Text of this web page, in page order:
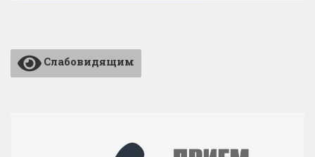
Слабовидящим